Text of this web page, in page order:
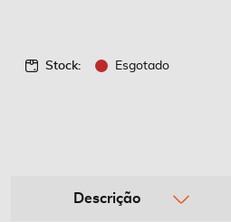
Stock: Esgotado
Descrição